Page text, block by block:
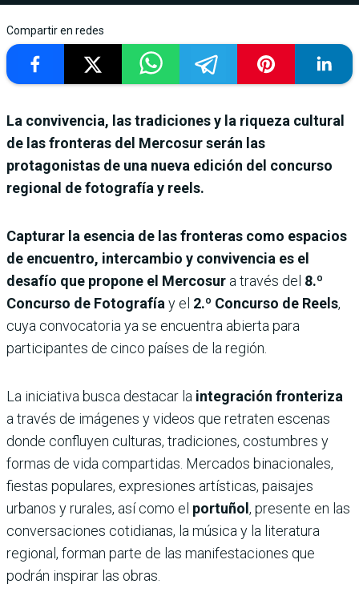
Compartir en redes
La convivencia, las tradiciones y la riqueza cultural
de las fronteras del Mercosur serán las
protagonistas de una nueva edición del concurso
regional de fotografía y reels.
Capturar la esencia de las fronteras como espacios
de encuentro, intercambio y convivencia es el
desafío que propone el Mercosur a través del 8.º
Concurso de Fotografíay el 2.º Concurso de Reels,
cuya convocatoria ya se encuentra abierta para
participantes de cinco países de la región.
La iniciativa busca destacar la integración fronteriza
a través de imágenes y videos que retraten escenas
donde confluyen culturas, tradiciones, costumbres y
formas de vida compartidas. Mercados binacionales,
fiestas populares, expresiones artísticas, paisajes
urbanos y rurales, así como el portuñol , presente en las
conversaciones cotidianas, la música y la literatura
regional, forman parte de las manifestaciones que
podrán inspirar las obras.